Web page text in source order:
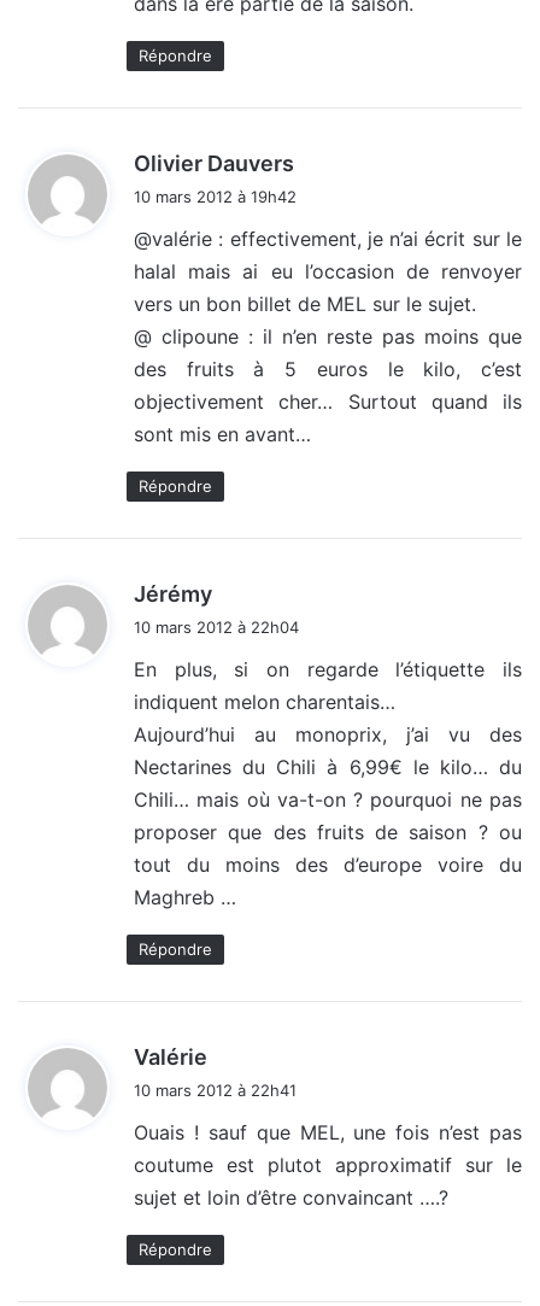
Répondre
Olivier Dauvers
10 mars 2012 à 19h42
@valérie : effectivement, je n’ai écrit sur le
halal mais ai eu l’occasion de renvoyer
vers un bon billet de MEL sur le sujet.
@ clipoune : il n’en reste pas moins que
des fruits à 5 euros le kilo, c’est
objectivement cher… Surtout quand ils
sont mis en avant…
Répondre
Jérémy
i
:
10 mars 2012 à 22h04
En plus, si on regarde l’étiquette ils
indiquent melon charentais…
Aujourd’hui au monoprix, j’ai vu des
Nectarines du Chili à 6,99€ le kilo… du
Chili… mais où va-t-on ? pourquoi ne pas
proposer que des fruits de saison ? ou
tout du moins des d’europe voire du
Maghreb …
Répondre
Valérie
i
:
10 mars 2012 à 22h41
Ouais ! sauf que MEL, une fois n’est pas
coutume est plutot approximatif sur le
sujet et loin d’être convaincant ….?
Répondre